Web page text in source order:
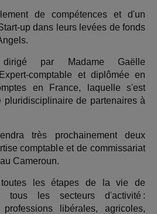
de compétences et d'un
up dans leurs levées de fonds
par Madame Gaëlle
comptable et diplômée en
en France, laquelle s'est
pluridisciplinaire de partenaires à
très prochainement deux
comptable et de commissariat
Cameroun.
toutes les étapes de la vie de
tous les secteurs d'activité :
libérales, agricoles,